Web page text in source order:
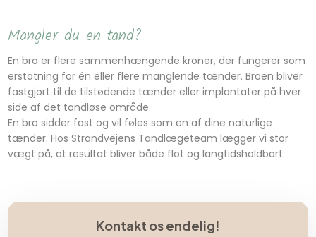
​Mangler du en tand?
​En bro er flere sammenhængende kroner, der fungerer som
erstatning for én eller flere manglende tænder. Broen bliver
fastgjort til de tilstødende tænder eller implantater på hver
side af det tandløse område.
En bro sidder fast og vil føles som en af dine naturlige
tænder. ​Hos Strandvejens Tandlægeteam lægger vi stor
vægt på, at resultat bliver både flot og langtidsholdbart.​​
Kontakt os endelig!